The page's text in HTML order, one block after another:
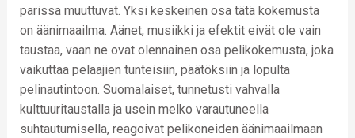
parissa muuttuvat. Yksi keskeinen osa tätä kokemusta
on äänimaailma. Äänet, musiikki ja efektit eivät ole vain
taustaa, vaan ne ovat olennainen osa pelikokemusta, joka
vaikuttaa pelaajien tunteisiin, päätöksiin ja lopulta
pelinautintoon. Suomalaiset, tunnetusti vahvalla
kulttuuritaustalla ja usein melko varautuneella
suhtautumisella, reagoivat pelikoneiden äänimaailmaan